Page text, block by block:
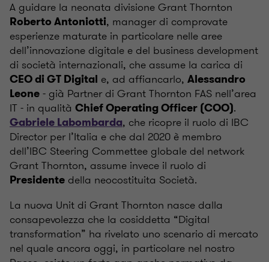
A guidare la neonata divisione Grant Thornton
Roberto Antoniotti, manager di comprovate
esperienze maturate in particolare nelle aree
dell’innovazione digitale e del business development
di società internazionali, che assume la carica di
CEO di GT Digital e, ad affiancarlo, Alessandro
Leone - già Partner di Grant Thornton FAS nell’area
IT - in qualità Chief Operating Officer (COO).
Gabriele Labombarda, che ricopre il ruolo di IBC
Director per l’Italia e che dal 2020 è membro
dell’IBC Steering Commettee globale del network
Grant Thornton, assume invece il ruolo di
Presidente della neocostituita Società.
La nuova Unit di Grant Thornton nasce dalla
consapevolezza che la cosiddetta “Digital
transformation” ha rivelato uno scenario di mercato
nel quale ancora oggi, in particolare nel nostro